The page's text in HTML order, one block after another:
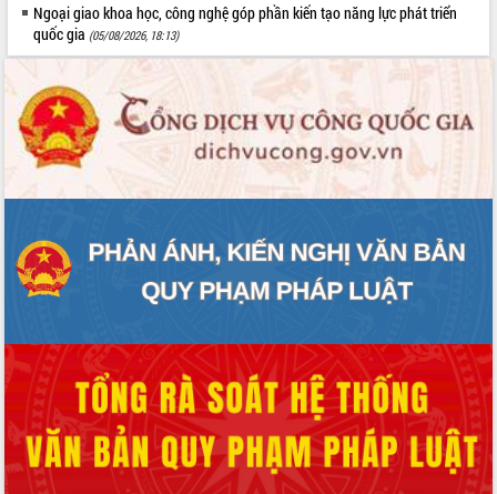
Đắk Lắk nỗ lực thúc đẩy tăng trưởng
kinh tế từ 10% trở lên trong Quý
Đắk Lắk ký kết thỏa thuận hợp tác về
chuyển đổi số giai đoạn 2026 – 2030
với Tập đoàn Bưu chính Viễn thông
Việt Nam
Thứ trưởng Bộ Y tế làm việc với tỉnh
cho trạm y tế cấp xã
Du lịch Đắk Lắk nâng tầm trải nghiệm
du khách thông qua Hệ thống cơ sở dữ
trong thương mại điện tử năm 2026
Đoàn đại biểu Quốc hội tỉnh Đắk Lắk
trao đổi thông tin trước Kỳ họp thứ
nhất, Quốc hội khóa XVI
Quyết liệt cải cách hành chính, khơi
thông nguồn lực phát triển
Ngoại giao khoa học, công nghệ góp phần kiến tạo năng lực phát triển
quốc gia (05/08/2026, 18:13)